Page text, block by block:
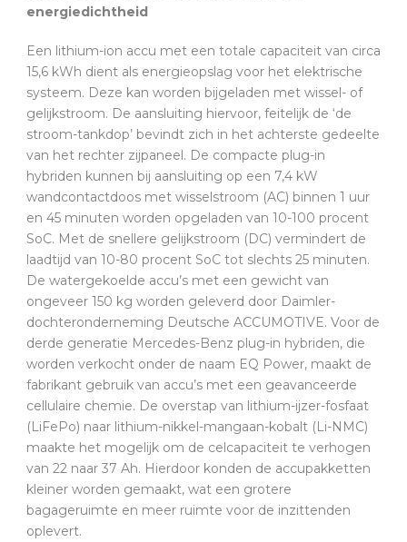
energiedichtheid
Een lithium-ion accu met een totale capaciteit van circa
15,6 kWh dient als energieopslag voor het elektrische
systeem. Deze kan worden bijgeladen met wissel- of
gelijkstroom. De aansluiting hiervoor, feitelijk de ‘de
stroom-tankdop’ bevindt zich in het achterste gedeelte
van het rechter zijpaneel. De compacte plug-in
hybriden kunnen bij aansluiting op een 7,4 kW
wandcontactdoos met wisselstroom (AC) binnen 1 uur
en 45 minuten worden opgeladen van 10-100 procent
SoC. Met de snellere gelijkstroom (DC) vermindert de
laadtijd van 10-80 procent SoC tot slechts 25 minuten.
De watergekoelde accu’s met een gewicht van
ongeveer 150 kg worden geleverd door Daimler-
dochteronderneming Deutsche ACCUMOTIVE. Voor de
derde generatie Mercedes-Benz plug-in hybriden, die
worden verkocht onder de naam EQ Power, maakt de
fabrikant gebruik van accu’s met een geavanceerde
cellulaire chemie. De overstap van lithium-ijzer-fosfaat
(LiFePo) naar lithium-nikkel-mangaan-kobalt (Li-NMC)
maakte het mogelijk om de celcapaciteit te verhogen
van 22 naar 37 Ah. Hierdoor konden de accupakketten
kleiner worden gemaakt, wat een grotere
bagageruimte en meer ruimte voor de inzittenden
oplevert.